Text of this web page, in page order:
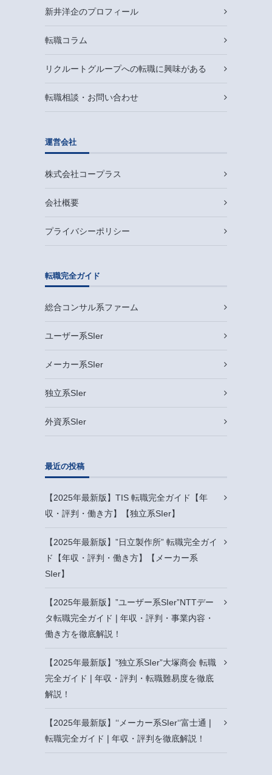
新井洋企のプロフィール
転職コラム
リクルートグループへの転職に興味がある
転職相談・お問い合わせ
運営会社
株式会社コープラス
会社概要
プライバシーポリシー
転職完全ガイド
総合コンサル系ファーム
ユーザー系SIer
メーカー系SIer
独立系SIer
外資系SIer
最近の投稿
【2025年最新版】TIS 転職完全ガイド【年
収・評判・働き方】【独立系SIer】
【2025年最新版】”日立製作所” 転職完全ガイ
ド【年収・評判・働き方】【メーカー系
SIer】
【2025年最新版】”ユーザー系SIer”NTTデー
タ転職完全ガイド❘年収・評判・事業内容・
働き方を徹底解説！
【2025年最新版】”独立系SIer”大塚商会 転職
完全ガイド❘年収・評判・転職難易度を徹底
解説！
【2025年最新版】‘‘メーカー系SIer‘‘富士通❘
転職完全ガイド❘年収・評判を徹底解説！